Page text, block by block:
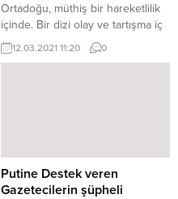
Ortadoğu, müthiş bir hareketlilik
içinde. Bir dizi olay ve tartışma iç
içe geçiyor: Doğu Akdeniz
denkleminde Türkiye ve Mısır’ın
Irak’ta ABD’yi hedef alana
saldırıları, Papa’nın Irak...
12.03.2021 11:20 0
Putine Destek veren
Gazetecilerin şüpheli